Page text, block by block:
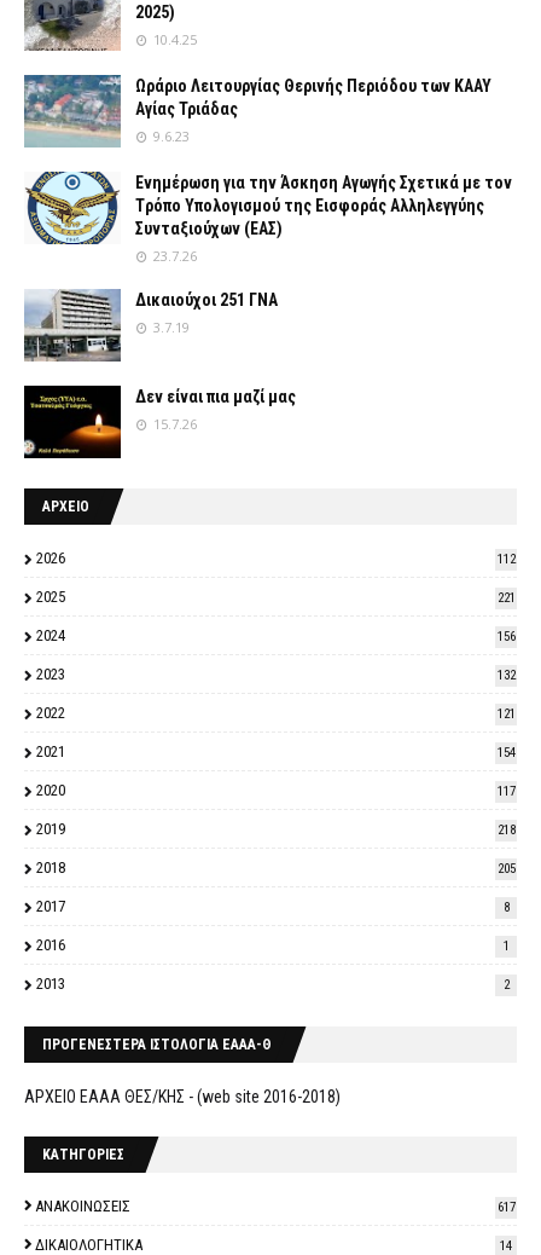
2025)
10.4.25
Ωράριο Λειτουργίας Θερινής Περιόδου των ΚΑΑΥ
Αγίας Τριάδας
9.6.23
Ενημέρωση για την Άσκηση Αγωγής Σχετικά με τον
Tρόπο Yπολογισμού της Εισφοράς Αλληλεγγύης
Συνταξιούχων (ΕΑΣ)
23.7.26
Δικαιούχοι 251 ΓΝΑ
3.7.19
Δεν είναι πια μαζί μας
15.7.26
ΑΡΧΕΙΟ
2026 112
2025 221
2024 156
2023 132
2022 121
2021 154
2020 117
2019 218
2018 205
2017 8
2016 1
2013 2
ΠΡΟΓΕΝΕΣΤΕΡΑ ΙΣΤΟΛΟΓΙΑ ΕΑΑΑ-Θ
ΑΡΧΕΙΟ ΕΑΑΑ ΘΕΣ/ΚΗΣ - (web site 2016-2018)
ΚΑΤΗΓΟΡΙΕΣ
ΑΝΑΚΟΙΝΩΣΕΙΣ 617
ΔΙΚΑΙΟΛΟΓΗΤΙΚΑ 14